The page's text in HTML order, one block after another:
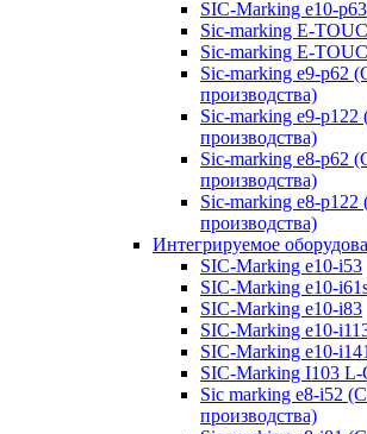
SIC-Marking e10-p63
Sic-marking E-
Sic-marking E-
Sic-marking e9-p62
производства)
Sic-marking e9-p122
производства)
Sic-marking e8-p62
производства)
Sic-marking e8-p122
производства)
Интегрируемое
SIC-Marking e10-i53
SIC-Marking e10-
SIC-Marking e10-i83
SIC-Marking e10-
SIC-Marking e10-i141
SIC-Marking I103 L-
Sic marking e8-i52
производства)